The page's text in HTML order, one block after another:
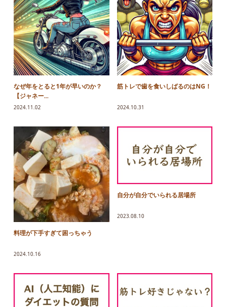
なぜ年をとると1年が早いのか？
【ジャネー...
2024.11.02
筋トレで歯を食いしばるのはNG！
2024.10.31
料理が下手すぎて困っちゃう
2024.10.16
自分が自分でいられる居場所
2023.08.10